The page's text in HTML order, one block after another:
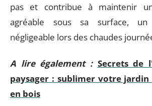
pas et contribue à maintenir
agréable sous sa surface, un
négligeable lors des chaudes
A lire également : Secrets de
paysager : sublimer votre
en bois